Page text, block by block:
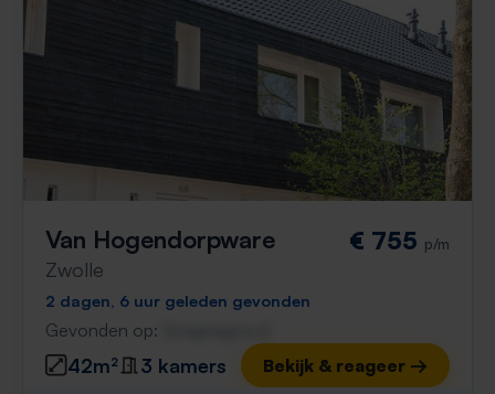
Van Hogendorpware
Zwolle
€ 755 p/m
2 dagen, 6 uur geleden gevonden
Gevonden op:
42m² 3 kamers Bekijk & reageer →